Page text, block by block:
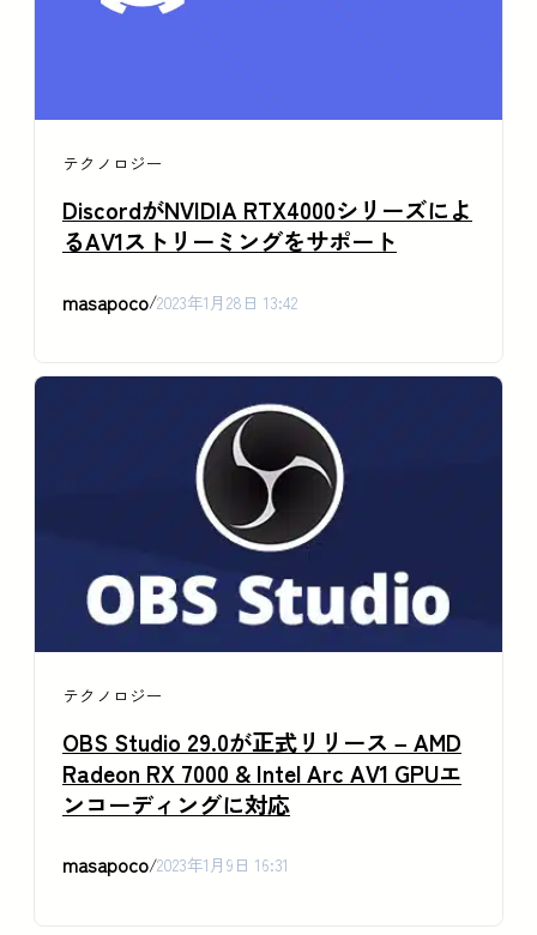
テクノロジー
DiscordがNVIDIA RTX4000シリーズによ
るAV1ストリーミングをサポート
masapoco/2023年1月28日 13:42
テクノロジー
OBS Studio 29.0が正式リリース – AMD
Radeon RX 7000 & Intel Arc AV1 GPUエ
ンコーディングに対応
masapoco/2023年1月9日 16:31